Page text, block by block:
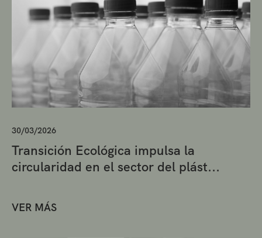
30/03/2026
Transición Ecológica impulsa la
circularidad en el sector del plást...
VER MÁS